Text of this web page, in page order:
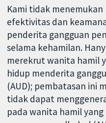
Kami tidak
efektivitas dan
penderita gangguan
selama kehamilan.
merekrut wanita hamil
hidup menderita
(AUD); pembatasan ini
tidak dapat
pada wanita hamil